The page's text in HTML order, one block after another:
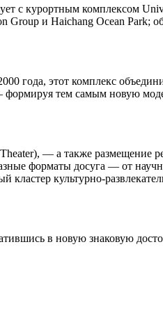
с курортным комплексом
и Haichang Ocean Park;
года, этот комплекс
тем самым новую
— а также размещение
форматы досуга — от
культурно-
в новую знаковую